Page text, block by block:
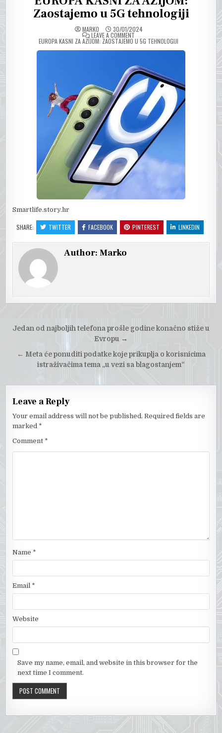
Zaostajemo u 5G tehnologiji
MARKO 30/01/2024
LEAVE A COMMENTON
EUROPA KASNI ZA AZIJOM: ZAOSTAJEMO U 5G TEHNOLOGIJI
Smartlife.story.hr
SHARE: TWITTER FACEBOOK PINTEREST LINKEDIN
Author:Marko
Post
Jedan od najboljih telefona prošle godine konačno stiže u
Evropu →
← Meta će ponuditi podatke koje prikuplja o korisnicima
istraživačima tema „u vezi sa blagostanjem“
Leave a Reply
Your email address will not be published. Required fields are
marked *
Comment *
Name *
Email *
Website
Save my name, email, and website in this browser for the
next time I comment.